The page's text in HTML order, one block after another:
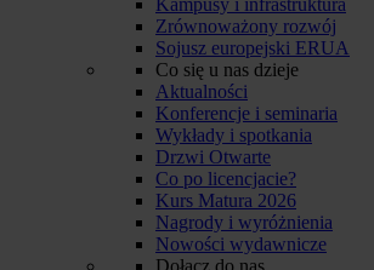
Zrównoważony rozwój
Sojusz europejski ERUA
Co się u nas dzieje
Aktualności
Konferencje i seminaria
Wykłady i spotkania
Drzwi Otwarte
Co po licencjacie?
Kurs Matura 2026
Nagrody i wyróżnienia
Nowości wydawnicze
Dołącz do nas